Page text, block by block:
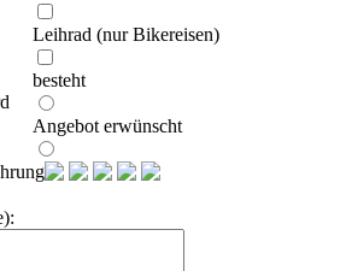
Leihrad (nur Bikereisen)
besteht
Angebot erwünscht